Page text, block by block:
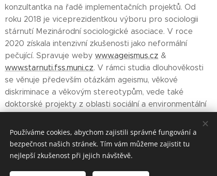
konzultantka na řadě implementačních projektů. Od
roku 2018 je viceprezidentkou výboru pro sociologii
stárnutí Mezinárodní sociologické asociace. V roce
2020 získala intenzivní zkušenosti jako neformální
pečující. Spravuje weby www.ageismus.cz &
www.starnuti.fss.muni.cz. V rámci studia dlouhověkosti
se věnuje především otázkám ageismu, věkové
diskriminace a věkovým stereotypům, vede také
doktorské projekty z oblasti sociální a environmentální
© 2025 Centrum pro studium dlouhověkosti a dlouhodobé
péče FHS UK
Používáme cookies, abychom zajistili správné fungování a
bezpečnost našich stránek. Tím vám můžeme zajistit tu
nejlepší zkušenost při jejich návštěvě.